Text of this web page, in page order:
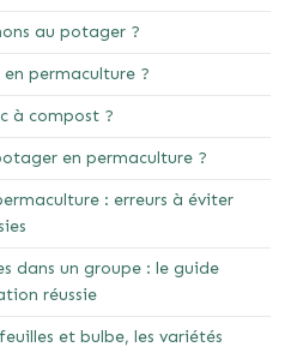
au potager ?
permaculture ?
à compost ?
en permaculture ?
: erreurs à éviter
dans un groupe : le guide
réussie
et bulbe, les variétés